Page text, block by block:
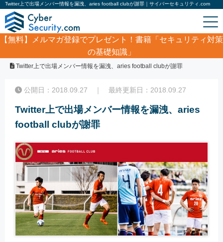
Twitter上で出場メンバー情報を漏洩、aries football clubが謝罪｜サイバーセキュリティ.com
【無料】
メルマガ登録でプレゼント！書籍「セキュリティ対策
の基礎知識」
サイバーセキュリティ・情報漏洩ニュース
Twitter上で出場メンバー情報を漏洩、aries football clubが謝罪
公開日：2018.09.27 ｜ 最終更新日：2018.09.27
Twitter上で出場メンバー情報を漏洩、aries
football clubが謝罪